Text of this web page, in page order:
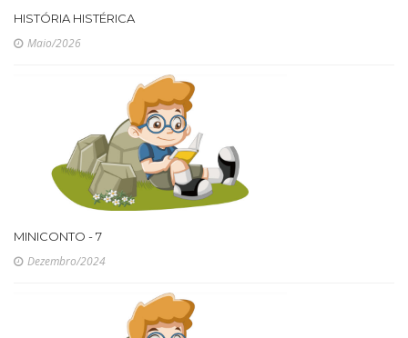
HISTÓRIA HISTÉRICA
Maio/2026
MINICONTO - 7
Dezembro/2024